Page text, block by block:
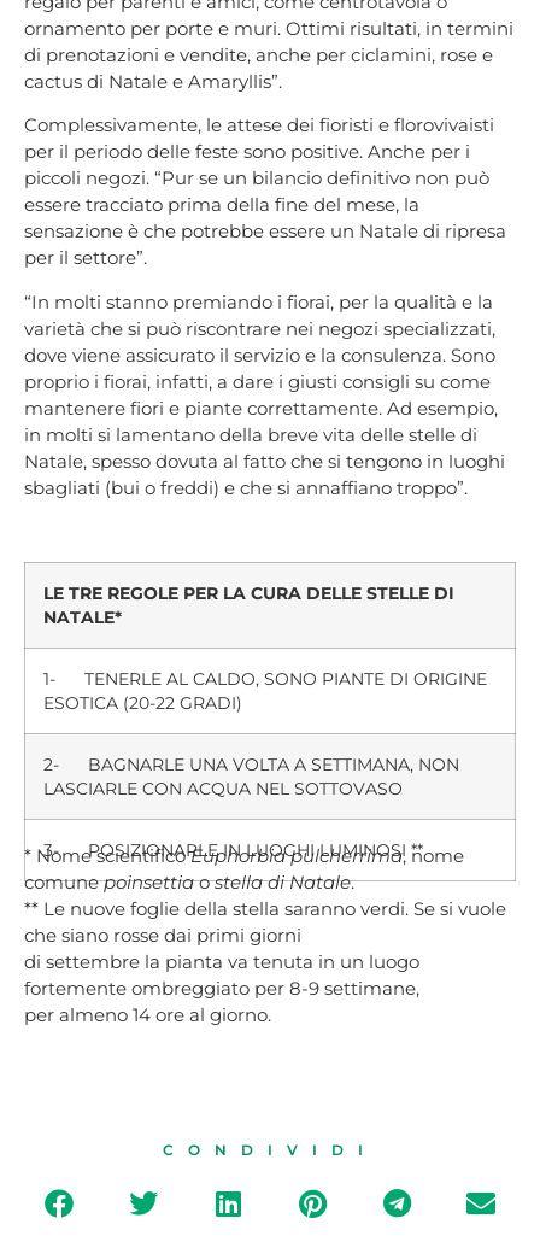
ornamento per porte e muri. Ottimi risultati, in termini
di prenotazioni e vendite, anche per ciclamini, rose e
cactus di Natale e Amaryllis”.
Complessivamente, le attese dei fioristi e florovivaisti
per il periodo delle feste sono positive. Anche per i
piccoli negozi. “Pur se un bilancio definitivo non può
essere tracciato prima della fine del mese, la
sensazione è che potrebbe essere un Natale di ripresa
per il settore”.
“In molti stanno premiando i fiorai, per la qualità e la
varietà che si può riscontrare nei negozi specializzati,
dove viene assicurato il servizio e la consulenza. Sono
proprio i fiorai, infatti, a dare i giusti consigli su come
mantenere fiori e piante correttamente. Ad esempio,
in molti si lamentano della breve vita delle stelle di
Natale, spesso dovuta al fatto che si tengono in luoghi
sbagliati (bui o freddi) e che si annaffiano troppo”.
LE TRE REGOLE PER LA CURA DELLE STELLE DI
NATALE*
1- TENERLE AL CALDO, SONO PIANTE DI ORIGINE
ESOTICA (20-22 GRADI)
2- BAGNARLE UNA VOLTA A SETTIMANA, NON
LASCIARLE CON ACQUA NEL SOTTOVASO
3- POSIZIONARLE IN LUOGHI LUMINOSI **
* Nome scientificoEuphorbia pulcherrima, nome
comunepoinsettiaostella di Natale.
** Le nuove foglie della stella saranno verdi. Se si vuole
che siano rosse dai primi giorni
di settembre la pianta va tenuta in un luogo
fortemente ombreggiato per 8-9 settimane,
per almeno 14 ore al giorno.
CONDIVIDI